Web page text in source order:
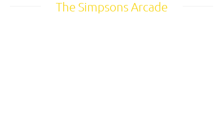
The Simpsons Arcade